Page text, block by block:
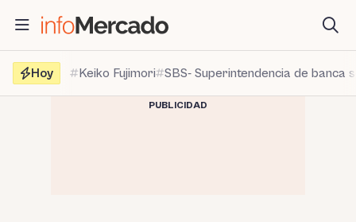
contenido
Hoy
Keiko Fujimori SBS- Superintendencia de banca
PUBLICIDAD